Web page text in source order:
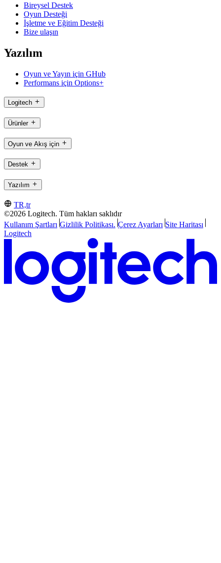
Bireysel Destek
Oyun Desteği
İşletme ve Eğitim Desteği
Bize ulaşın
Yazılım
Oyun ve Yayın için GHub
Performans için Options+
Logitech
Ürünler
Oyun ve Akış için
Destek
Yazılım
TR,tr
©2026 Logitech. Tüm hakları saklıdır
Kullanım Şartları Gizlilik Politikası. Çerez Ayarları Site Haritası
Logitech